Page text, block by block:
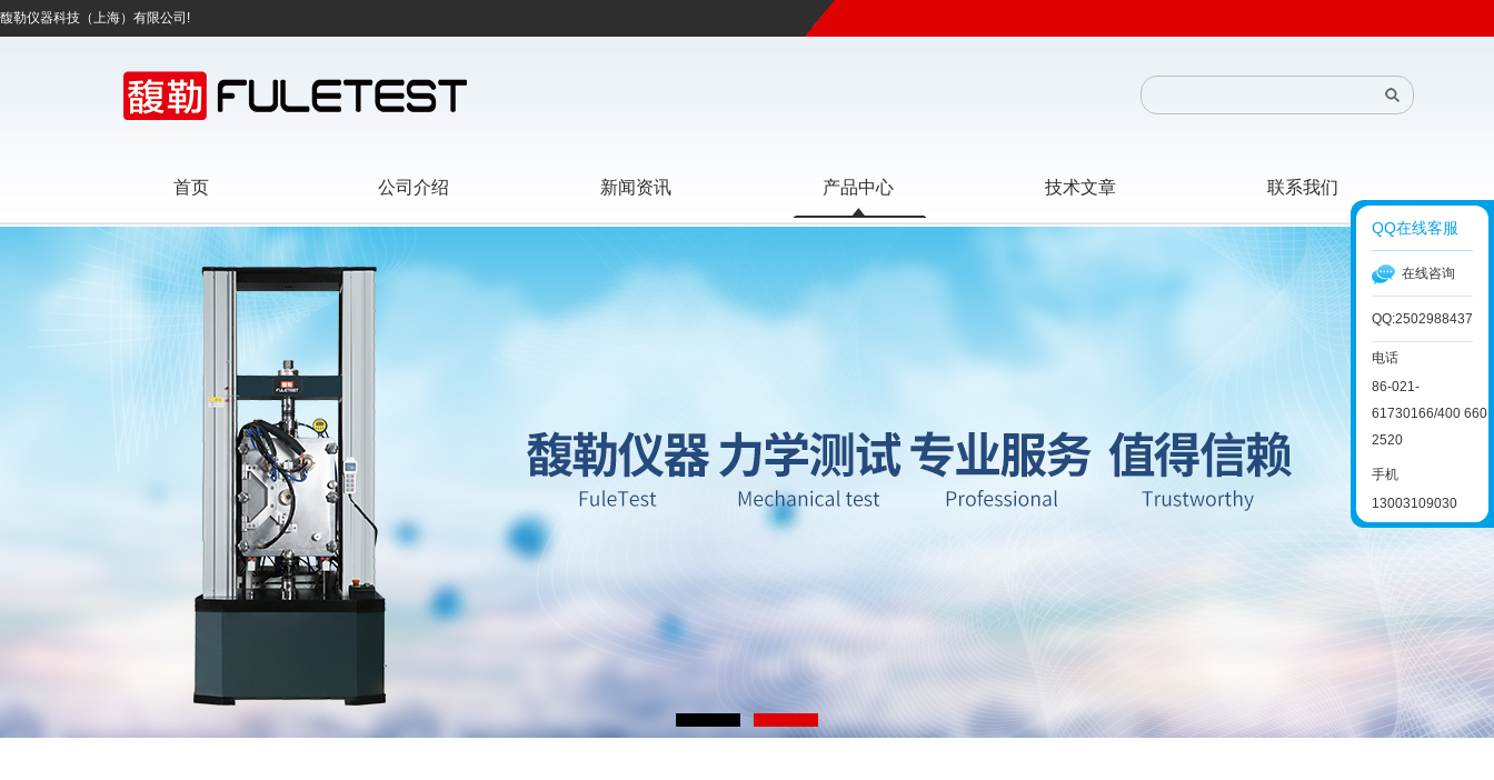
馥勒仪器科技（上海）有限公司!
首页 公司介绍 新闻资讯 产品中心 技术文章 联系我们
QQ在线客服
在线咨询
QQ:2502988437
电话
86-021-
61730166/400 660
2520
手机
13003109030